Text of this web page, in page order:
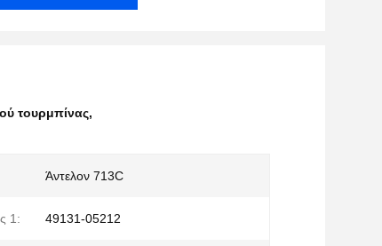
τουρμπίνας,
Άντελον 713C
1: 49131-05212